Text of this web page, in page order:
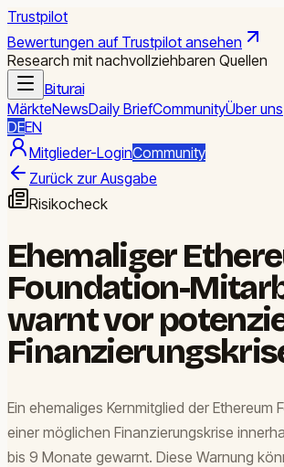
Trustpilot
Bewertungen auf Trustpilot ansehen
Research mit nachvollziehbaren Quellen
Biturai
MärkteNewsDaily BriefCommunityÜber uns
DEEN
Mitglieder-LoginCommunity
Zurück zur Ausgabe
Risikocheck
Ehemaliger
Foundation-
warnt vor
Ein ehemaliges Kernmitglied der Ethereum
einer möglichen Finanzierungskrise
bis 9 Monate gewarnt. Diese Warnung